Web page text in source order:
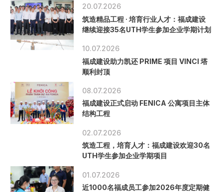
20.07.2026
筑造精品工程 · 培育行业人才：福成建设
继续迎接35名UTH学生参加企业学期计划
10.07.2026
福成建设助力凯还 PRIME 项目 VINCI 塔
顺利封顶
08.07.2026
福成建设正式启动 FENICA 公寓项目主体
结构工程
02.07.2026
筑造工程，培育人才：福成建设欢迎30名
UTH学生参加企业学期项目
01.07.2026
近1000名福成员工参加2026年度定期健